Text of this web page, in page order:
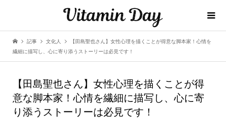
記事 文化人
【田島聖也さん】女性心理を描くことが得意な脚本家！心情を
繊細に描写し、心に寄り添うストーリーは必見です！
【田島聖也さん】女性心理を描くことが得
意な脚本家！心情を繊細に描写し、心に寄
り添うストーリーは必見です！